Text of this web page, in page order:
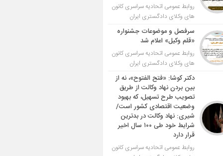
روابط عمومی اتحادیه سراسری کانون
های وکلای دادگستری ایران
سرفصل و موضوعات جشنواره
«قلم وکیل» اعلام شد
روابط عمومی اتحادیه سراسری کانون
های وکلای دادگستری ایران
دکتر کوشا: «فتح الفتوح»، نه از
بین بردن نهاد وکالت از طریق
تصویب طرح تسهیل، که بهبود
وضعیت اقتصادی کشور است/
شیری: نهاد وکالت در بدترین
شرایط خود طی ۱۰۰ سال اخیر
قرار دارد
روابط عمومی اتحادیه سراسری کانون